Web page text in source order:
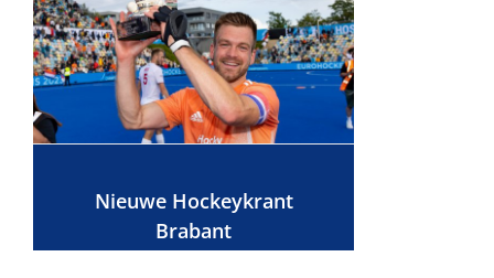
Nieuwe Hockeykrant
Brabant